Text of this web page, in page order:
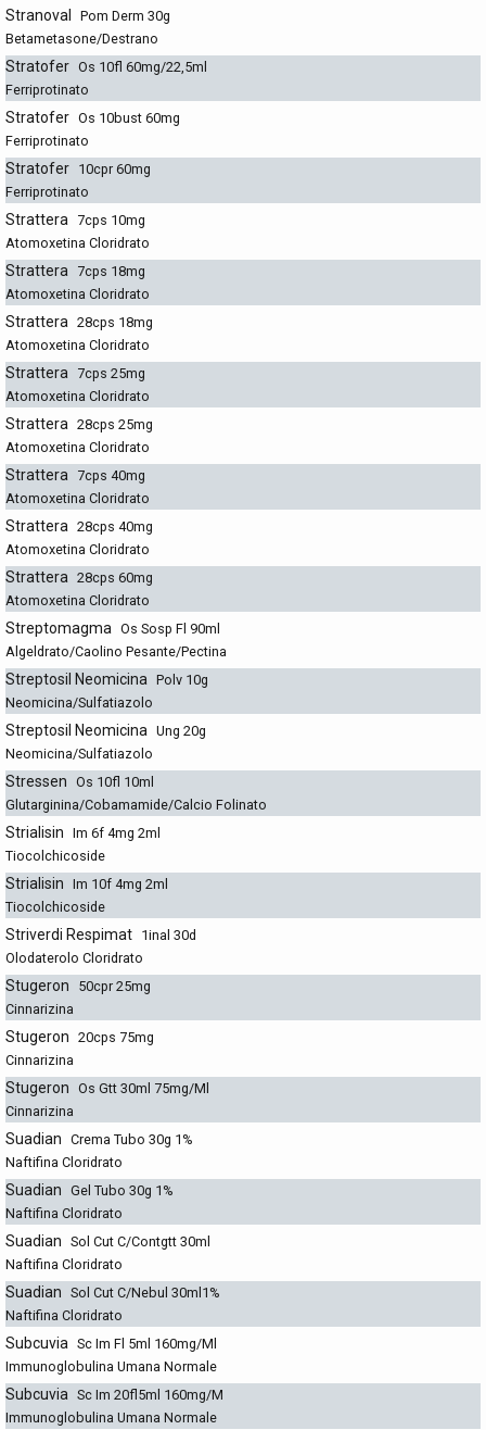
Stranoval
Pom Derm 30g
Betametasone/Destrano
Stratofer Os 10fl 60mg/22,5ml
Ferriprotinato
Stratofer Os 10bust 60mg
Ferriprotinato
Stratofer 10cpr 60mg
Ferriprotinato
Strattera
7cps 10mg
Atomoxetina Cloridrato
Strattera
7cps 18mg
Atomoxetina Cloridrato
Strattera 28cps 18mg
Atomoxetina Cloridrato
Strattera
7cps 25mg
Atomoxetina Cloridrato
Strattera 28cps 25mg
Atomoxetina Cloridrato
Strattera
7cps 40mg
Atomoxetina Cloridrato
Strattera 28cps 40mg
Atomoxetina Cloridrato
Strattera 28cps 60mg
Atomoxetina Cloridrato
Streptomagma Os Sosp Fl 90ml
Algeldrato/Caolino Pesante/Pectina
Streptosil Neomicina Polv 10g
Neomicina/Sulfatiazolo
Streptosil Neomicina Ung 20g
Neomicina/Sulfatiazolo
Stressen Os 10fl 10ml
Glutarginina/Cobamamide/Calcio Folinato
Strialisin Im 6f 4mg 2ml
Tiocolchicoside
Strialisin Im 10f 4mg 2ml
Tiocolchicoside
Striverdi Respimat 1inal 30d
Olodaterolo Cloridrato
Stugeron
50cpr 25mg
Cinnarizina
Stugeron 20cps 75mg
Cinnarizina
Stugeron Os Gtt 30ml 75mg/Ml
Cinnarizina
Suadian Crema Tubo 30g 1%
Naftifina Cloridrato
Suadian Gel Tubo 30g 1%
Naftifina Cloridrato
Suadian Sol Cut C/Contgtt 30ml
Naftifina Cloridrato
Suadian Sol Cut C/Nebul 30ml1%
Naftifina Cloridrato
Subcuvia Sc Im Fl 5ml 160mg/Ml
Immunoglobulina Umana Normale
Subcuvia Sc Im 20fl5ml 160mg/M
Immunoglobulina Umana Normale